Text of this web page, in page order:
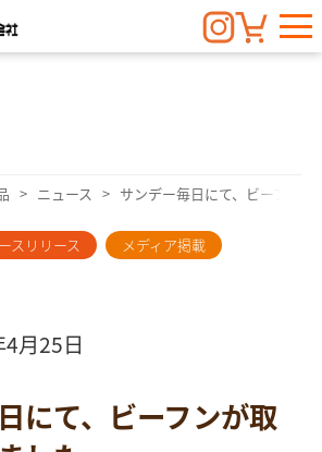
ニュース サンデー毎日にて、ビーフン
スリリース
メディア掲載
月25日
にて、ビーフンが取